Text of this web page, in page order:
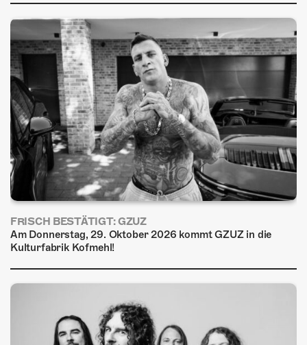
FRISCH BESTÄTIGT: GZUZ
Am Donnerstag, 29. Oktober 2026 kommt GZUZ in die
Kulturfabrik Kofmehl!